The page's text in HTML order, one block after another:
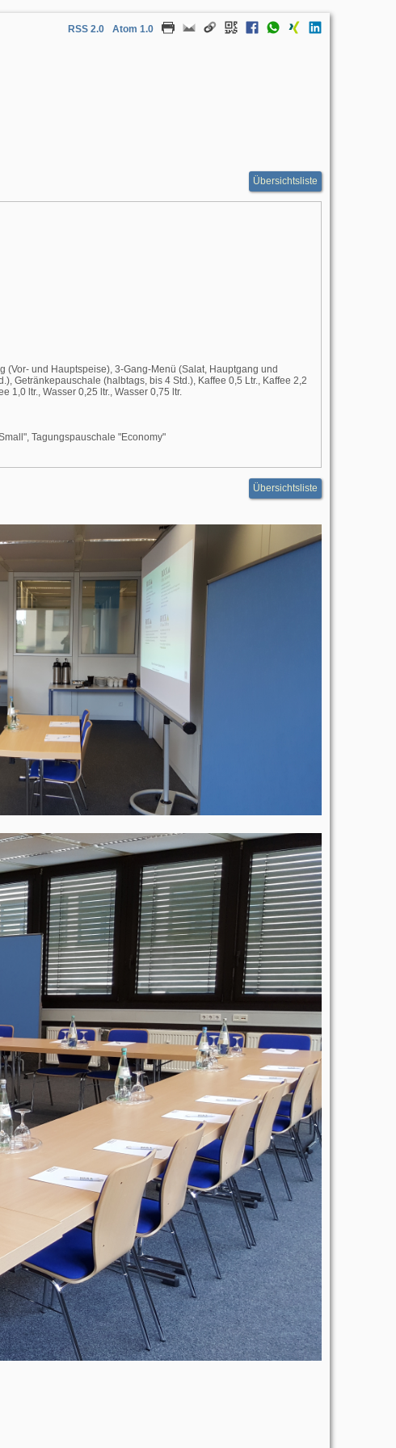
RSS 2.0 Atom 1.0
Übersichtsliste
und Hauptspeise), 3-Gang-Menü (Salat, Hauptgang und
Getränkepauschale (halbtags, bis 4 Std.), Kaffee 0,5 Ltr., Kaffee 2,2
1,0 ltr., Wasser 0,25 ltr., Wasser 0,75 ltr.
Tagungspauschale "Economy"
Übersichtsliste